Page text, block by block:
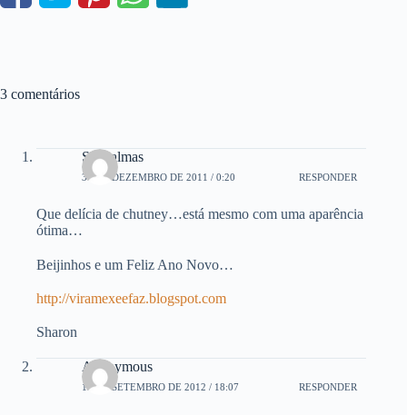
3 comentários
Shapalmas
30 DE DEZEMBRO DE 2011 / 0:20 RESPONDER
Que delícia de chutney…está mesmo com uma aparência
ótima…
Beijinhos e um Feliz Ano Novo…
http://viramexeefaz.blogspot.com
Sharon
Anonymous
12 DE SETEMBRO DE 2012 / 18:07 RESPONDER